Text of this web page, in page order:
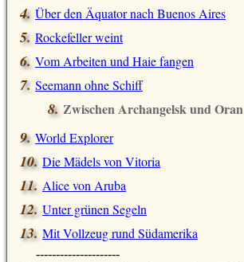
Über den Äquator nach Buenos Aires
Rockefeller weint
Vom Arbeiten und Haie fangen
Seemann ohne Schiff
Zwischen Archangelsk und Oran
World Explorer
Die Mädels von Vitoria
Alice von Aruba
Unter grünen Segeln
Mit Vollzeug rund Südamerika
---------------------